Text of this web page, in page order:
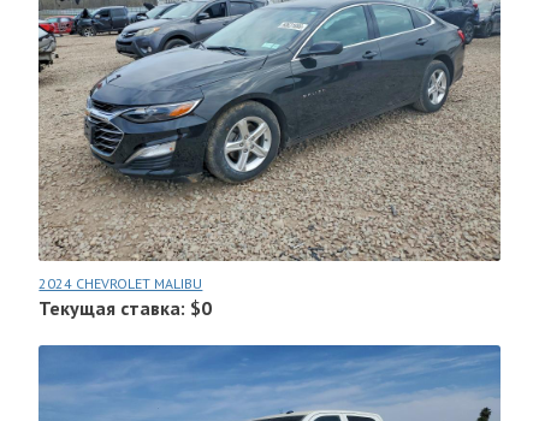
2024 CHEVROLET MALIBU
Текущая ставка: $0